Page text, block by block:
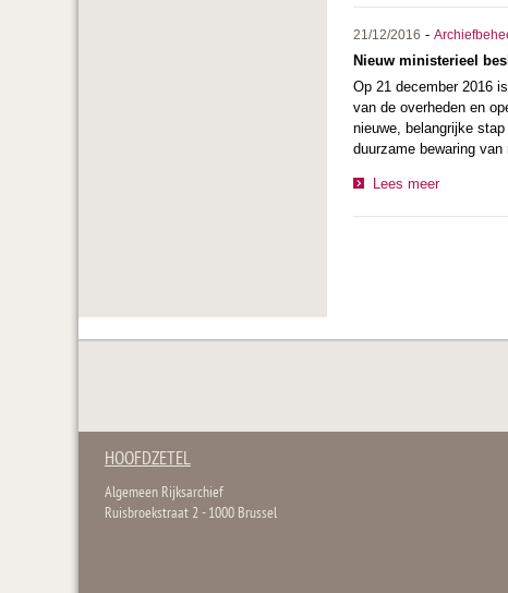
21/12/2016 -
Nieuw ministerieel
Op 21 december 2016
van de overheden en
nieuwe, belangrijke
duurzame bewaring
Lees meer
HOOFDZETEL
Algemeen Rijksarchief
Ruisbroekstraat 2 - 1000 Brussel